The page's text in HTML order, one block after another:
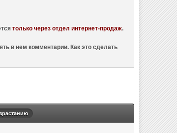
только через отдел интернет-продаж.
в нем комментарии. Как это сделать